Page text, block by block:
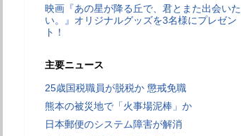
映画『あの星が降る丘で、君とまた出会いた
い。』オリジナルグッズを3名様にプレゼン
ト！
主要ニュース
25歳国税職員が脱税か 懲戒免職
熊本の被災地で「火事場泥棒」か
日本郵便のシステム障害が解消